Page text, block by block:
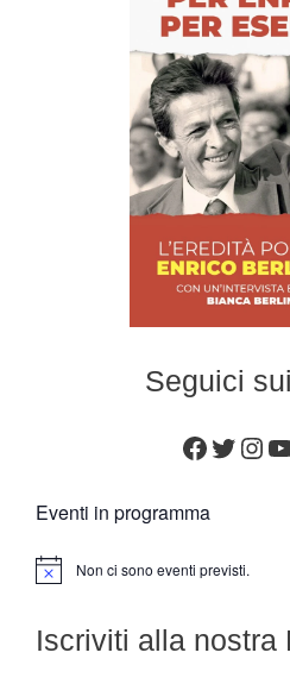
Seguici
Eventi in programma
N
c
Non ci sono eventi previsti.
Iscriviti alla nostra